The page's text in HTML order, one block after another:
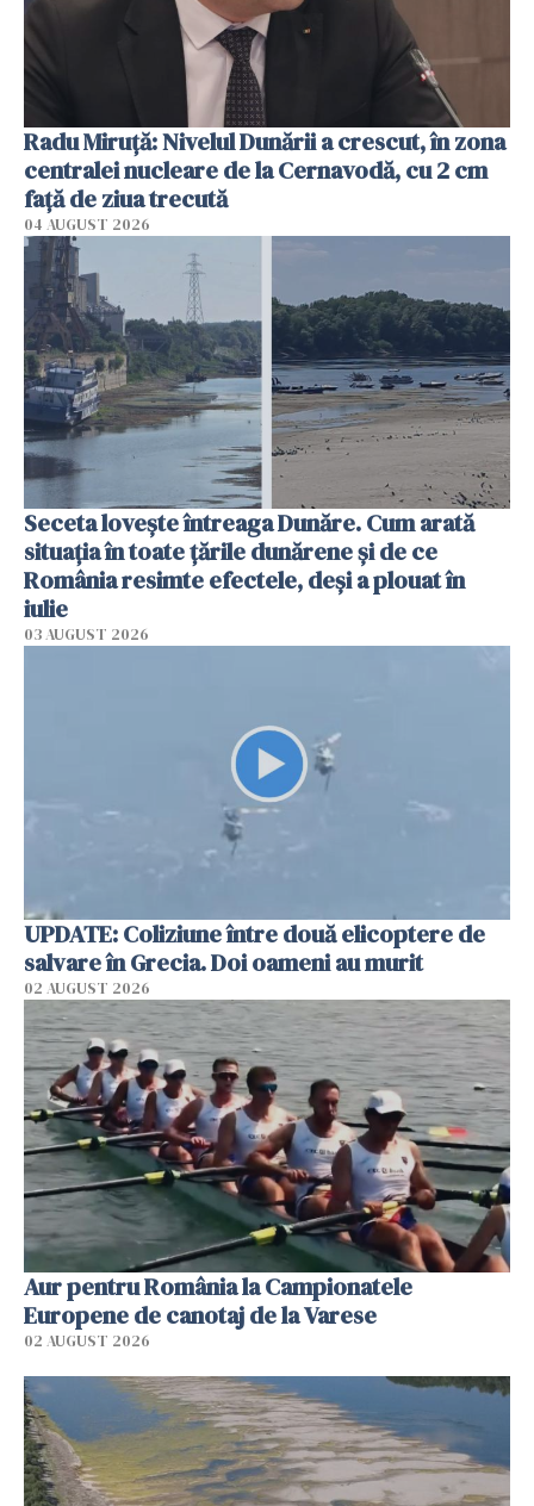
Radu Miruţă: Nivelul Dunării a crescut, în zona
centralei nucleare de la Cernavodă, cu 2 cm
faţă de ziua trecută
04 AUGUST 2026
Seceta lovește întreaga Dunăre. Cum arată
situația în toate țările dunărene și de ce
România resimte efectele, deși a plouat în
iulie
03 AUGUST 2026
UPDATE: Coliziune între două elicoptere de
salvare în Grecia. Doi oameni au murit
02 AUGUST 2026
Aur pentru România la Campionatele
Europene de canotaj de la Varese
02 AUGUST 2026